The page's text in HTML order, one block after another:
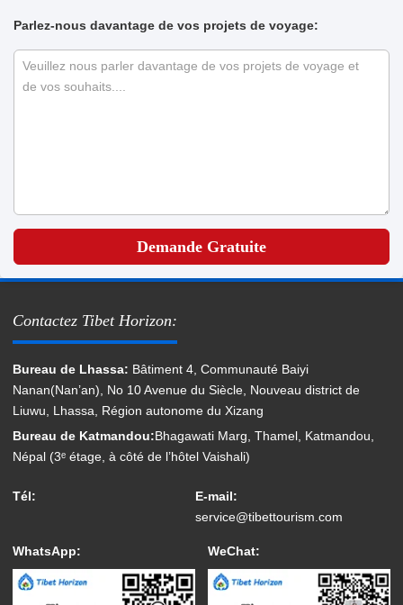
Parlez-nous davantage de vos projets de voyage:
Veuillez nous parler davantage de vos projets de voyage et
de vos souhaits....
Demande Gratuite
Contactez Tibet Horizon:
Bureau de Lhassa: Bâtiment 4, Communauté Baiyi
Nanan(Nan’an), No 10 Avenue du Siècle, Nouveau district de
Liuwu, Lhassa, Région autonome du Xizang
Bureau de Katmandou:Bhagawati Marg, Thamel, Katmandou,
Népal (3ᵉ étage, à côté de l’hôtel Vaishali)
Tél:
E-mail:
service@tibettourism.com
WhatsApp: WeChat: